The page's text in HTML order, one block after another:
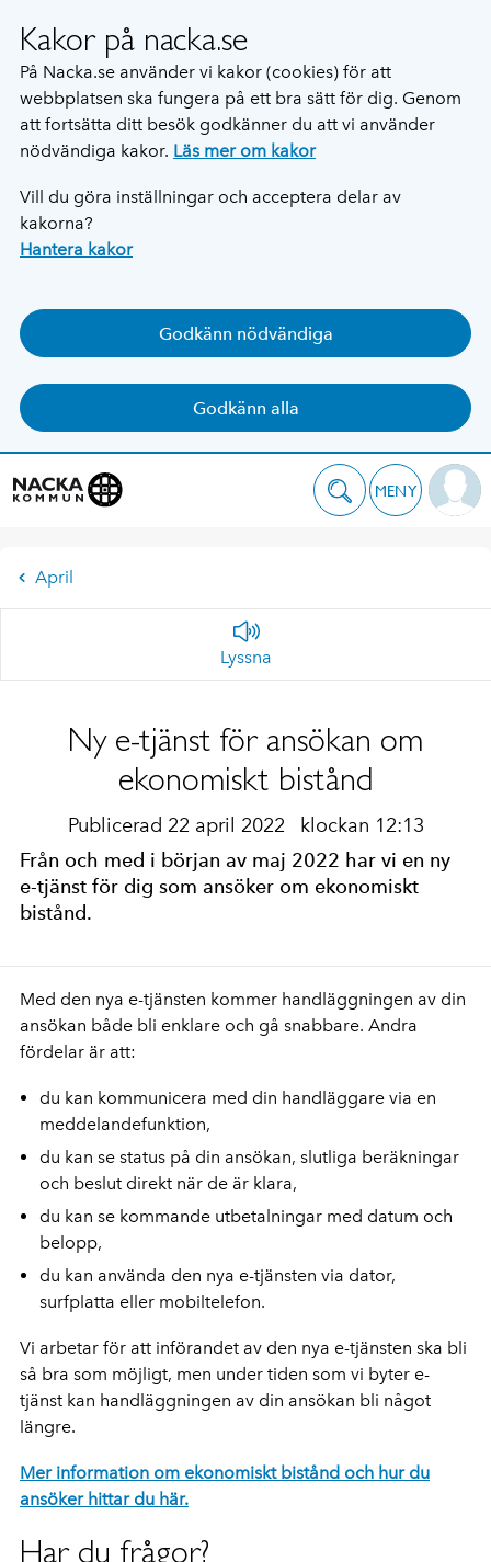
Kakor på nacka.se
På Nacka.se använder vi kakor (cookies) för att
webbplatsen ska fungera på ett bra sätt för dig. Genom
att fortsätta ditt besök godkänner du att vi använder
nödvändiga kakor. Läs mer om kakor
Vill du göra inställningar och acceptera delar av
kakorna?
Hantera kakor
Godkänn nödvändiga
Godkänn alla
MENY
April
Lyssna
Ny e-tjänst för ansökan om
ekonomiskt bistånd
Publicerad 22 april 2022 klockan 12:13
Från och med i början av maj 2022 har vi en ny
e-tjänst för dig som ansöker om ekonomiskt
bistånd.
Med den nya e-tjänsten kommer handläggningen av din
ansökan både bli enklare och gå snabbare. Andra
fördelar är att:
du kan kommunicera med din handläggare via en
meddelandefunktion,
du kan se status på din ansökan, slutliga beräkningar
och beslut direkt när de är klara,
du kan se kommande utbetalningar med datum och
belopp,
du kan använda den nya e-tjänsten via dator,
surfplatta eller mobiltelefon.
Vi arbetar för att införandet av den nya e-tjänsten ska bli
så bra som möjligt, men under tiden som vi byter e-
tjänst kan handläggningen av din ansökan bli något
längre.
Mer information om ekonomiskt bistånd och hur du
ansöker hittar du här.
Har du frågor?